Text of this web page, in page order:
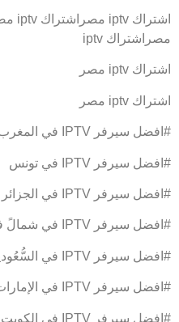
مصراشتراك iptv
اشتراك iptv مصر
اشتراك iptv مصر
#افضل سيرفر IPTV في المغرب
#افضل سيرفر IPTV في تونس
#افضل سيرفر IPTV في الجزائر
#افضل سيرفر IPTV في شمالً فريقيا
#افضل سيرفر IPTV في السُّعُودية
#افضل سيرفر IPTV في الإمارات
#افضل سيرفر IPTV في الكويت